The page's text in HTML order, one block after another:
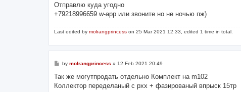
Отправлю куда угодно
+79218996659 w-app или звоните но не ночью пж)
Last edited by molrangprincess on 25 Mar 2021 12:33, edited 1 time in total.
P
s
by molrangprincess » 12 Feb 2021 20:49
Так же могутпродать отдельно Комплект на m102
Коллектор переделаный с рхх + фазированый впрыск 15тр